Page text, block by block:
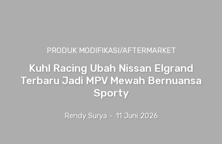
PRODUK MODIFIKASI/AFTERMARKET
Kuhl Racing Ubah Nissan Elgrand
Terbaru Jadi MPV Mewah Bernuansa
Sporty
Rendy Surya - 11 Juni 2026